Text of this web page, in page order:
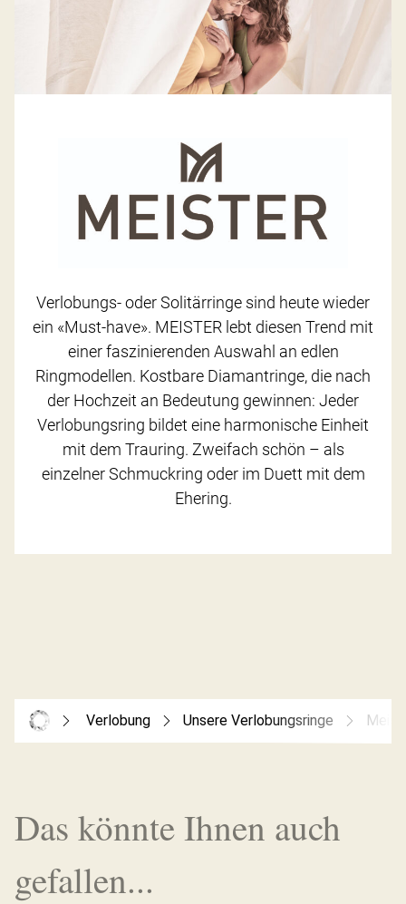
Verlobungs- oder Solitärringe sind heute wieder
ein «Must-have». MEISTER lebt diesen Trend mit
einer faszinierenden Auswahl an edlen
Ringmodellen. Kostbare Diamantringe, die nach
der Hochzeit an Bedeutung gewinnen: Jeder
Verlobungsring bildet eine harmonische Einheit
mit dem Trauring. Zweifach schön – als
einzelner Schmuckring oder im Duett mit dem
Ehering.
Verlobung Unsere Verlobungsringe
Das könnte Ihnen auch
gefallen...